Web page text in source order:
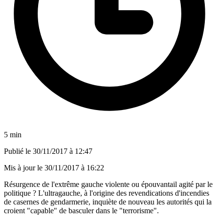
5 min
Publié le 30/11/2017 à 12:47
Mis à jour le 30/11/2017 à 16:22
Résurgence de l'extrême gauche violente ou épouvantail agité par le
politique ? L'ultragauche, à l'origine des revendications d'incendies
de casernes de gendarmerie, inquiète de nouveau les autorités qui la
croient "capable" de basculer dans le "terrorisme".